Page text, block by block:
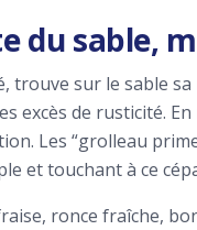
du sable,
trouve sur le sable
excès de rusticité.
Les “grolleau
et touchant à ce
ronce fraîche,